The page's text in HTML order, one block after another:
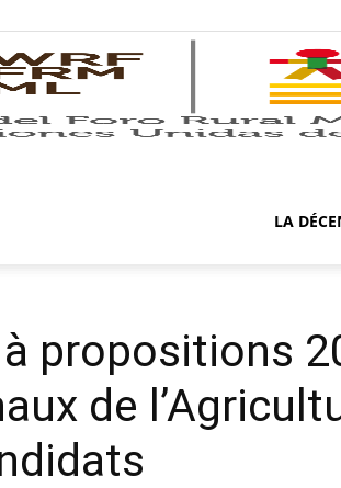
LA
propositions
de